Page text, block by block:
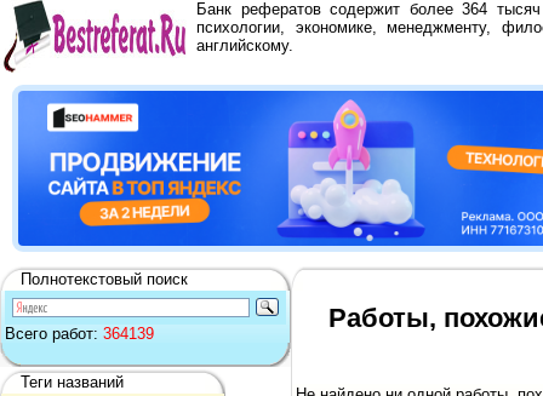
Банк рефератов содержит более 364
психологии, экономике, менеджменту,
английскому.
Полнотекстовый поиск
Всего работ: 364139
Теги названий
Работы,